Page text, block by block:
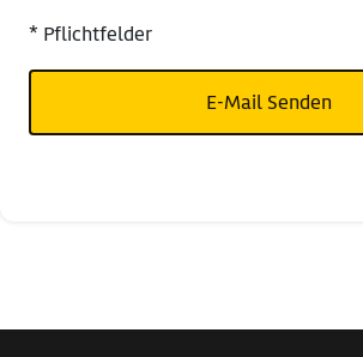
* Pflichtfelder
E-Mail Senden